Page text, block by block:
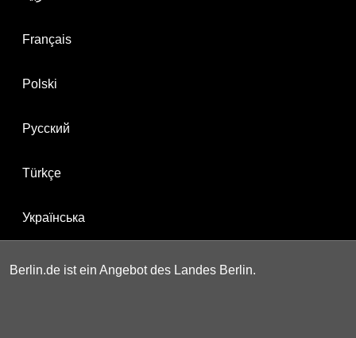
Français
Polski
Русский
Türkçe
Українська
Berlin.de ist ein Angebot des Landes Berlin.